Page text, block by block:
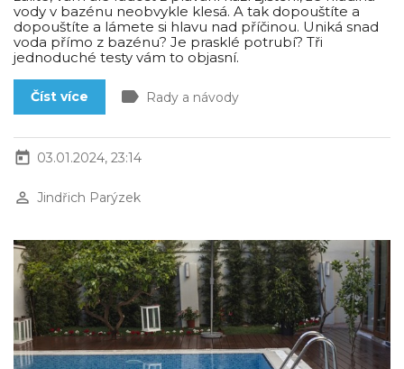
vody v bazénu neobvykle klesá. A tak dopouštíte a
dopouštíte a lámete si hlavu nad příčinou. Uniká snad
voda přímo z bazénu? Je prasklé potrubí? Tři
jednoduché testy vám to objasní.
Číst více label Rady a návody
today 03.01.2024, 23:14
perm_identity Jindřich Parýzek